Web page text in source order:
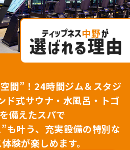
中野
間”！24時間ジム＆スタジ
ド式サウナ・水風呂・トゴ
備えたスパで
も叶う、充実設備の特別な
験が楽しめます。